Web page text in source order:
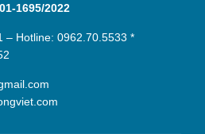
01-1695/2022
– Hotline:0962.70.5533 *